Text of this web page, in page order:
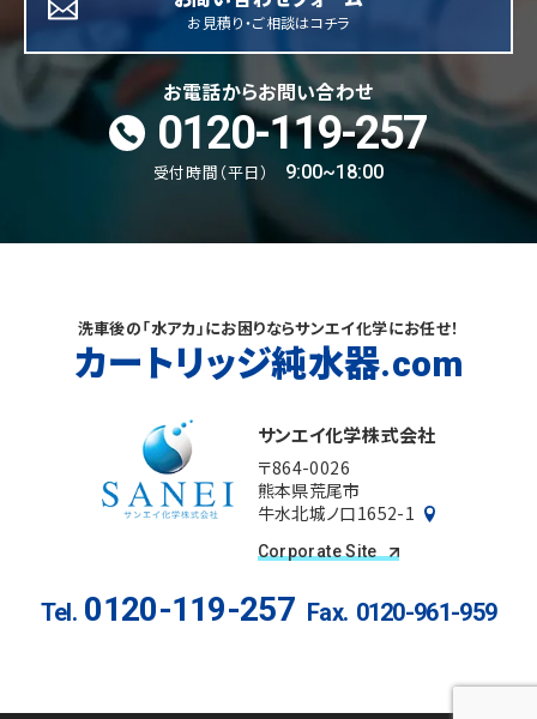
お見積り・ご相談はコチラ
お電話からお問い合わせ
0120-119-257
受付時間（平日） 9:00~18:00
洗車後の「水アカ」にお困りならサンエイ化学にお任せ！
カートリッジ純水器.com
サンエイ化学株式会社
〒864-0026
熊本県荒尾市
牛水北城ノ口1652-1
Corporate Site
Tel. 0120-119-257 Fax. 0120-961-959